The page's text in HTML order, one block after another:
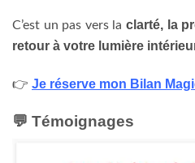
C’est un pas vers la clarté, la
retour à votre lumière
👉 Je réserve mon Bilan
💬 Témoignages